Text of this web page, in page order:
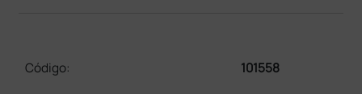
Código:
101558